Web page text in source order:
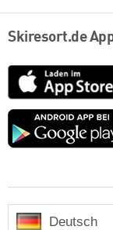
Skiresort.de
App
Store
Deutsch